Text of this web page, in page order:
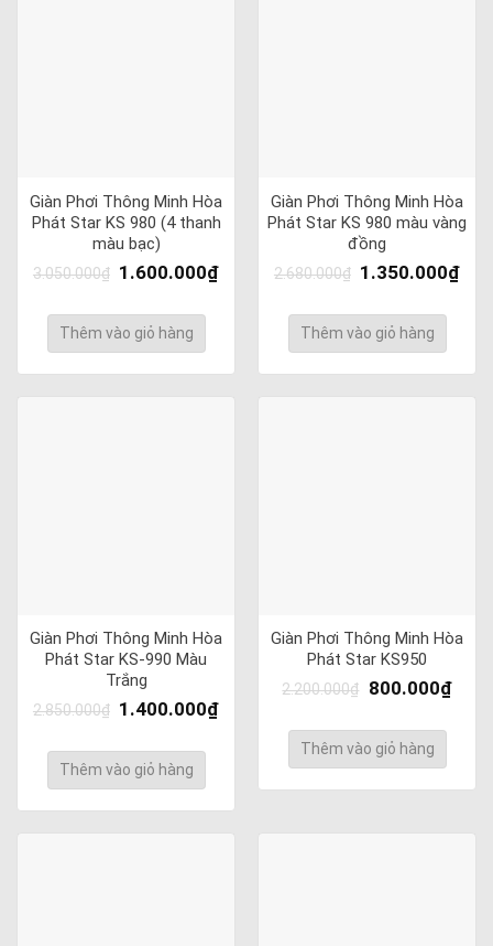
Giàn Phơi Thông Minh Hòa
Phát Star KS 980 (4 thanh
màu bạc)
3.050.000₫ 1.600.000₫
Thêm vào giỏ hàng
Giàn Phơi Thông Minh Hòa
Phát Star KS 980 màu vàng
đồng
2.680.000₫ 1.350.000₫
Thêm vào giỏ hàng
Giàn Phơi Thông Minh Hòa
Phát Star KS-990 Màu
Trắng
2.850.000₫ 1.400.000₫
Thêm vào giỏ hàng
Giàn Phơi Thông Minh Hòa
Phát Star KS950
2.200.000₫ 800.000₫
Thêm vào giỏ hàng